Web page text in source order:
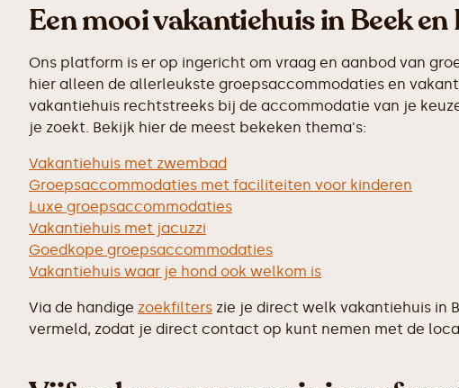
Een mooi vakantiehuis in Beek
Ons platform is er op ingericht om vraag en aanbod van
hier alleen de allerleukste groepsaccommodaties en
vakantiehuis rechtstreeks bij de accommodatie van je
je zoekt. Bekijk hier de meest bekeken thema's:
Vakantiehuis met zwembad
Groepsaccommodaties met faciliteiten voor kinderen
Luxe groepsaccommodaties
Vakantiehuis met jacuzzi
Goedkope groepsaccommodaties
Vakantiehuis waar je hond ook welkom is
Via de handige zoekfilters zie je direct welk vakantiehuis in
vermeld, zodat je direct contact op kunt nemen met de